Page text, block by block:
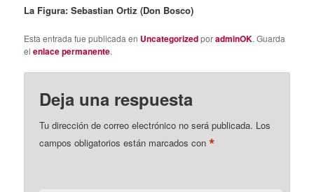
La Figura: Sebastian Ortiz (Don Bosco)
Esta entrada fue publicada en UncategorizedporadminOK. Guarda
elenlace permanente.
Deja una respuesta
Tu dirección de correo electrónico no será publicada. Los
campos obligatorios están marcados con*